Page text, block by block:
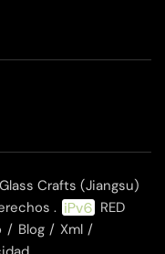
Crafts (Jiangsu)
.
RED
/ Blog / Xml /